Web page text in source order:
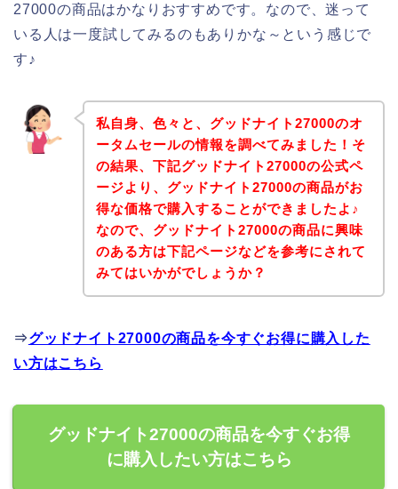
27000の商品はかなりおすすめです。なので、迷って
いる人は一度試してみるのもありかな～という感じで
す♪
私自身、色々と、グッドナイト27000のオ
ータムセールの情報を調べてみました！そ
の結果、下記グッドナイト27000の公式ペ
ージより、グッドナイト27000の商品がお
得な価格で購入することができましたよ♪
なので、グッドナイト27000の商品に興味
のある方は下記ページなどを参考にされて
みてはいかがでしょうか？
⇒グッドナイト27000の商品を今すぐお得に購入した
い方はこちら
グッドナイト27000の商品を今すぐお得
に購入したい方はこちら